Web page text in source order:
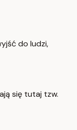
do ludzi,
się tutaj tzw.